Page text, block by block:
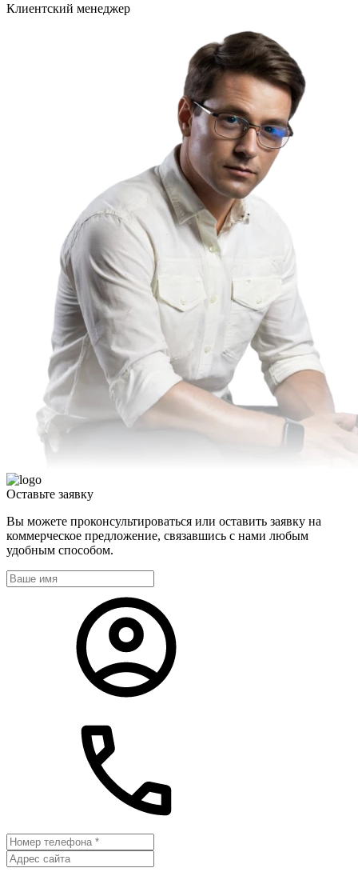
Клиентский менеджер
Оставьте заявку
Вы можете проконсультироваться или оставить заявку на
коммерческое предложение, связавшись с нами любым
удобным способом.